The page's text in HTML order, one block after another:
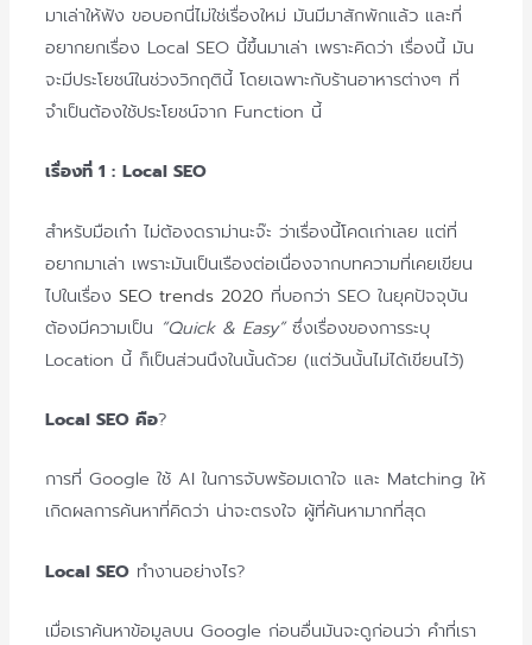
มาเล่าให้ฟัง ขอบอกนี่ไม่ใช่เรื่องใหม่ มันมีมาสักพักแล้ว และที่
อยากยกเรื่อง Local SEO นี้ขึ้นมาเล่า เพราะคิดว่า เรื่องนี้ มัน
จะมีประโยชน์ในช่วงวิกฤตินี้ โดยเฉพาะกับร้านอาหารต่างๆ ที่
จำเป็นต้องใช้ประโยชน์จาก Function นี้
เรื่องที่ 1 : Local SEO
สำหรับมือเก๋า ไม่ต้องดราม่านะจ๊ะ ว่าเรื่องนี้โคดเก่าเลย แต่ที่
อยากมาเล่า เพราะมันเป็นเรืองต่อเนื่องจากบทความที่เคยเขียน
ไปในเรื่อง SEO trends 2020 ที่บอกว่า SEO ในยุคปัจจุบัน
ต้องมีความเป็น “Quick & Easy”ซึ่งเรื่องของการระบุ
Location นี้ ก็เป็นส่วนนึงในนั้นด้วย (แต่วันนั้นไม่ได้เขียนไว้)
Local SEO คือ?
การที่ Google ใช้ AI ในการจับพร้อมเดาใจ และ Matching ให้
เกิดผลการค้นหาที่คิดว่า น่าจะตรงใจ ผู้ที่ค้นหามากที่สุด
Local SEOทำงานอย่างไร?
เมื่อเราค้นหาข้อมูลบน Google ก่อนอื่นมันจะดูก่อนว่า คำที่เรา